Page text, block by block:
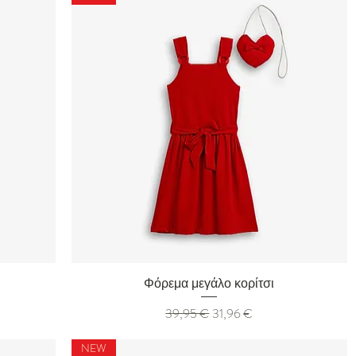
Γρήγορη προβολή
Φόρεμα μεγάλο κορίτσι
Κανονική τιμή
39,95 € Τιμή Έκπτωσης
31,96 €
NEW